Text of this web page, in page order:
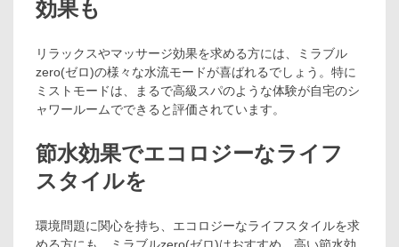
効果も
リラックスやマッサージ効果を求める方には、ミラブル
zero(ゼロ)の様々な水流モードが喜ばれるでしょう。特に
ミストモードは、まるで高級スパのような体験が自宅のシ
ャワールームでできると評価されています。
節水効果でエコロジーなライフ
スタイルを
環境問題に関心を持ち、エコロジーなライフスタイルを求
める方にも、ミラブルzero(ゼロ)はおすすめ。高い節水効